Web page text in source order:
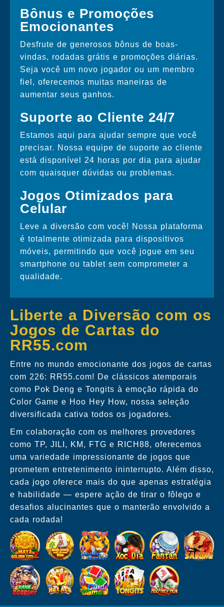
Bônus e Promoções
Emocionantes
Desfrute de generosos bônus de boas-
vindas, rodadas grátis e promoções diárias.
Seja você um novo jogador ou um membro
fiel, oferecemos muitas maneiras de
aumentar seus ganhos.
Suporte ao Cliente 24/7
Estamos aqui para ajudar sempre que você
precisar. Nossa equipe de suporte ao cliente
está disponível 24 horas por dia para ajudar
com quaisquer dúvidas ou problemas.
Jogos Otimizados para
Celular
Leve a diversão com você! Nossa plataforma
é totalmente otimizada para dispositivos
móveis, permitindo que você jogue em seu
smartphone ou tablet sem comprometer a
qualidade.
Liberte a Diversão com os
Jogos de Cartas do
RR55.com
Entre no mundo emocionante dos jogos de cartas
com 226: RR55.com! De clássicos atemporais
como Pok Deng e Tongits à emoção rápida do
Color Game e Hoo Hey How, nossa seleção
diversificada cativa todos os jogadores.
Em colaboração com os melhores provedores
como TP, JILI, KM, FTG e RICH88, oferecemos
uma variedade impressionante de jogos que
prometem entretenimento ininterrupto. Além disso,
cada jogo oferece mais do que apenas estratégia
e habilidade — espere ação de tirar o fôlego e
desafios alucinantes que o manterão envolvido a
cada rodada!